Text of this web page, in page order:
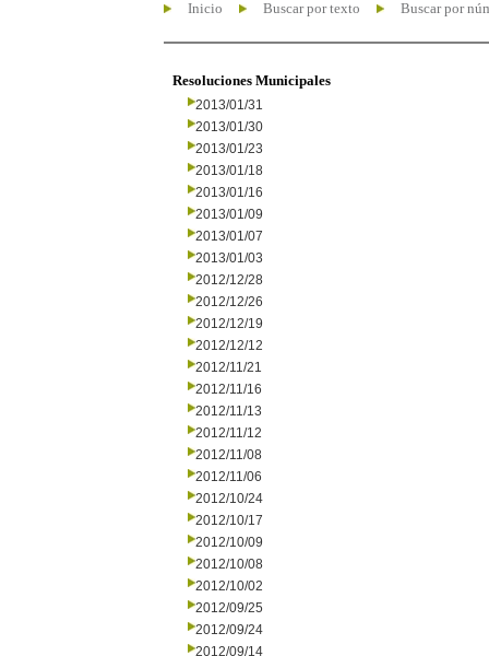
Inicio Buscar por texto Buscar por
Resoluciones Municipales
2013/01/31
2013/01/30
2013/01/23
2013/01/18
2013/01/16
2013/01/09
2013/01/07
2013/01/03
2012/12/28
2012/12/26
2012/12/19
2012/12/12
2012/11/21
2012/11/16
2012/11/13
2012/11/12
2012/11/08
2012/11/06
2012/10/24
2012/10/17
2012/10/09
2012/10/08
2012/10/02
2012/09/25
2012/09/24
2012/09/14